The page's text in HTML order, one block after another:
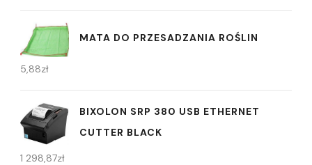
MATA DO PRZESADZANIA ROŚLIN
5,88zł
BIXOLON SRP 380 USB ETHERNET
CUTTER BLACK
1 298,87zł